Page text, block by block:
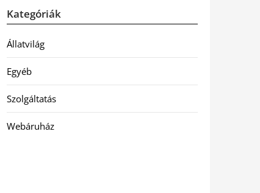
Kategóriák
Állatvilág
Egyéb
Szolgáltatás
Webáruház